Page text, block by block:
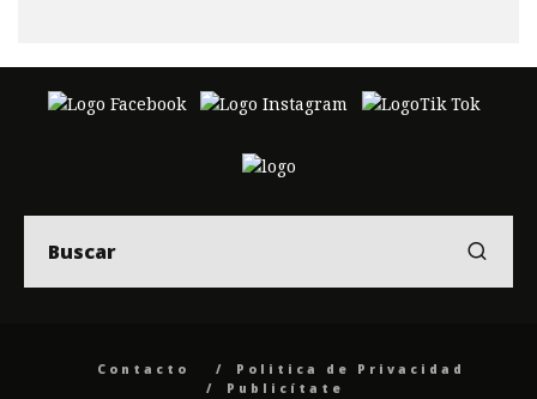
Contacto
Politica de Privacidad
Publicítate